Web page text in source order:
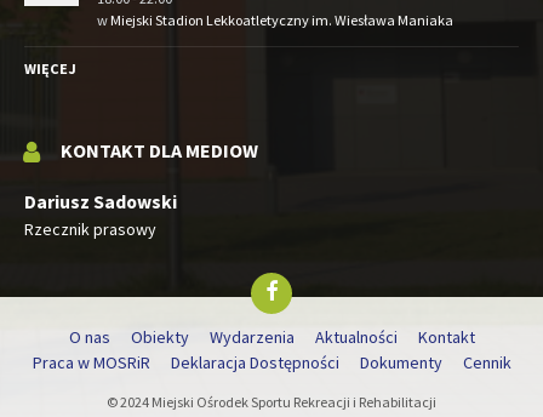
wMiejski Stadion Lekkoatletyczny im. Wiesława Maniaka
WIĘCEJ
KONTAKT DLA MEDIOW
Dariusz Sadowski
Rzecznik prasowy
O nas Obiekty Wydarzenia Aktualności
Kontakt
Praca w MOSRiR
Deklaracja Dostępności Dokumenty Cennik
© 2024 Miejski Ośrodek Sportu Rekreacji i Rehabilitacji